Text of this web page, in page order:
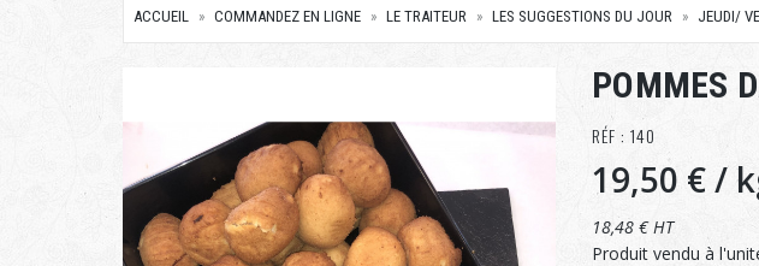
ACCUEIL COMMANDEZ EN LIGNE LE TRAITEUR LES SUGGESTIONS DU JOUR JEUDI/
POMMES
RÉF : 140
19,50 €/
18,48 € HT
Produit vendu à